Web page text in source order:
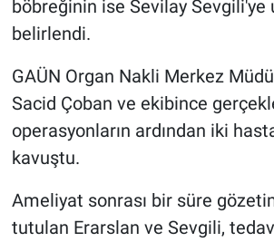
böbreğinin ise Sevilay Sevgili'ye
belirlendi.
GAÜN Organ Nakli Merkez
Sacid Çoban ve ekibince
operasyonların ardından iki
kavuştu.
Ameliyat sonrası bir süre
tutulan Erarslan ve Sevgili,